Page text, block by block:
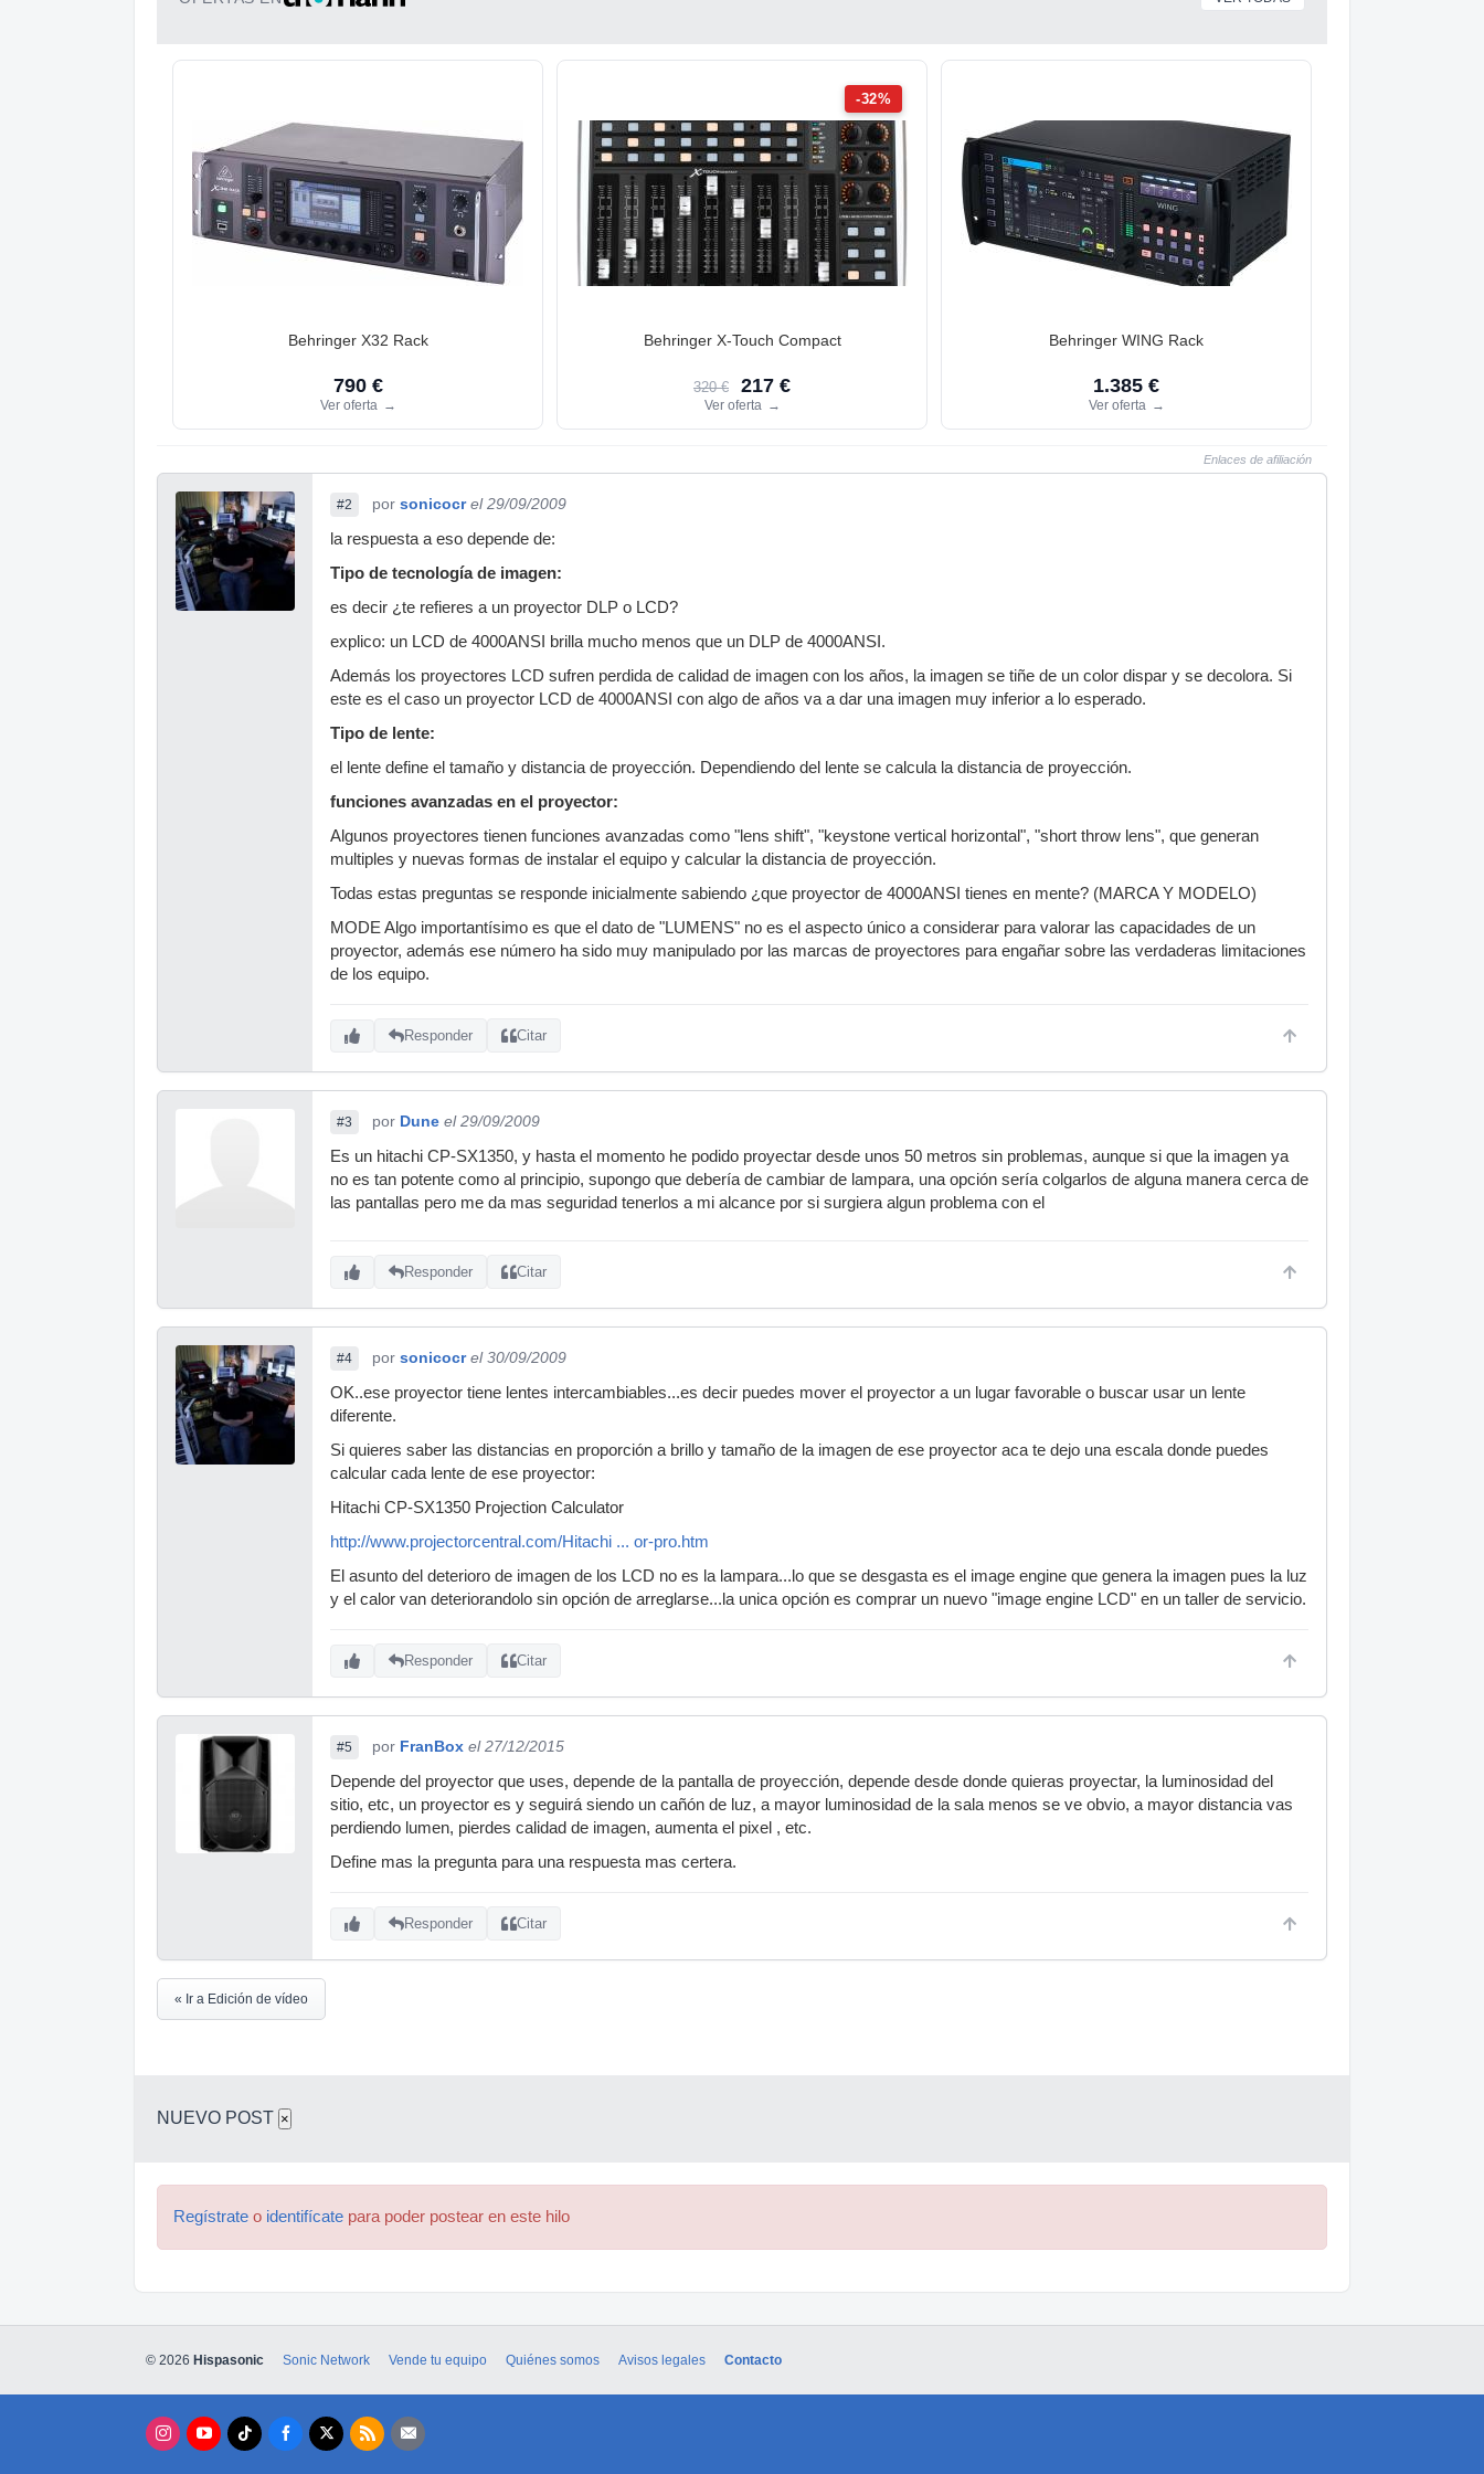
Behringer X32 Rack
790 €
Ver oferta →
-32%
Behringer X-Touch Compact
320 € 217 €
Ver oferta →
Behringer WING Rack
1.385 €
Ver oferta →
Enlaces de afiliación
#2 por sonicocr el 29/09/2009
la respuesta a eso depende de:
Tipo de tecnología de imagen:
es decir ¿te refieres a un proyector DLP o LCD?
explico: un LCD de 4000ANSI brilla mucho menos que un DLP de 4000ANSI.
Además los proyectores LCD sufren perdida de calidad de imagen con los años, la imagen se tiñe de un color dispar y se decolora. Si
este es el caso un proyector LCD de 4000ANSI con algo de años va a dar una imagen muy inferior a lo esperado.
Tipo de lente:
el lente define el tamaño y distancia de proyección. Dependiendo del lente se calcula la distancia de proyección.
funciones avanzadas en el proyector:
Algunos proyectores tienen funciones avanzadas como "lens shift", "keystone vertical horizontal", "short throw lens", que generan
multiples y nuevas formas de instalar el equipo y calcular la distancia de proyección.
Todas estas preguntas se responde inicialmente sabiendo ¿que proyector de 4000ANSI tienes en mente? (MARCA Y MODELO)
MODE Algo importantísimo es que el dato de "LUMENS" no es el aspecto único a considerar para valorar las capacidades de un
proyector, además ese número ha sido muy manipulado por las marcas de proyectores para engañar sobre las verdaderas limitaciones
de los equipo.
Responder Citar
#3 por Dune el 29/09/2009
Es un hitachi CP-SX1350, y hasta el momento he podido proyectar desde unos 50 metros sin problemas, aunque si que la imagen ya
no es tan potente como al principio, supongo que debería de cambiar de lampara, una opción sería colgarlos de alguna manera cerca de
las pantallas pero me da mas seguridad tenerlos a mi alcance por si surgiera algun problema con el
Responder Citar
#4 por sonicocr el 30/09/2009
OK..ese proyector tiene lentes intercambiables...es decir puedes mover el proyector a un lugar favorable o buscar usar un lente
diferente.
Si quieres saber las distancias en proporción a brillo y tamaño de la imagen de ese proyector aca te dejo una escala donde puedes
calcular cada lente de ese proyector:
Hitachi CP-SX1350 Projection Calculator
http://www.projectorcentral.com/Hitachi ... or-pro.htm
El asunto del deterioro de imagen de los LCD no es la lampara...lo que se desgasta es el image engine que genera la imagen pues la luz
y el calor van deteriorandolo sin opción de arreglarse...la unica opción es comprar un nuevo "image engine LCD" en un taller de servicio.
Responder Citar
#5 por FranBox el 27/12/2015
Depende del proyector que uses, depende de la pantalla de proyección, depende desde donde quieras proyectar, la luminosidad del
sitio, etc, un proyector es y seguirá siendo un cañón de luz, a mayor luminosidad de la sala menos se ve obvio, a mayor distancia vas
perdiendo lumen, pierdes calidad de imagen, aumenta el pixel , etc.
Define mas la pregunta para una respuesta mas certera.
Responder Citar
« Ir a Edición de vídeo
NUEVO POST ×
Regístrate o identifícate para poder postear en este hilo
© 2026 Hispasonic Sonic Network Vende tu equipo Quiénes somos Avisos legales Contacto